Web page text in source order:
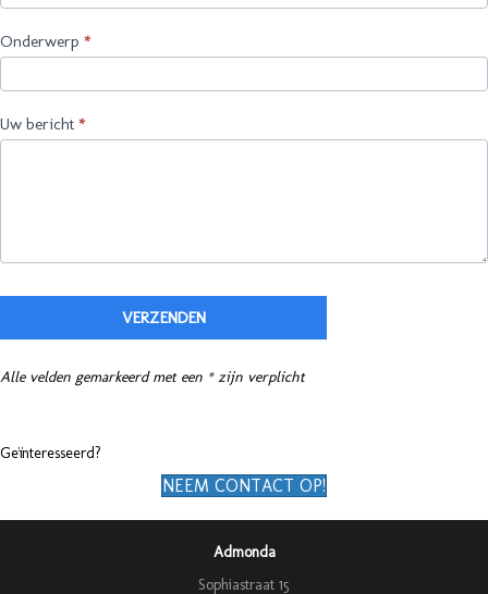
Onderwerp *
Uw bericht *
VERZENDEN
Alle velden gemarkeerd met een * zijn verplicht
Geïnteresseerd?
NEEM CONTACT OP!
Admonda
Sophiastraat 15